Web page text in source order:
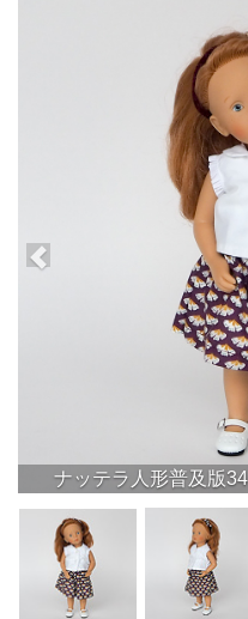
ナッテラ人形普及版